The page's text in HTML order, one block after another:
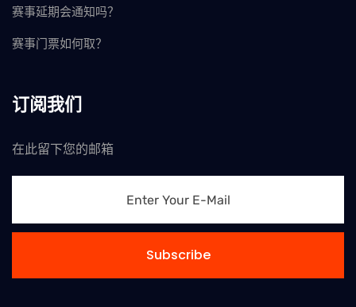
赛事延期会通知吗？
赛事门票如何取？
订阅我们
在此留下您的邮箱
Subscribe